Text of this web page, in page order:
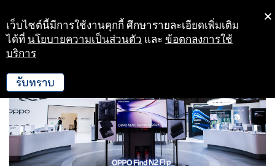
Skip
to
เว็บไซต์นี้มีการใช้งานคุกกี้ ศึกษารายละเอียดเพิ่มเติม
ได้ที่ นโยบายความเป็นส่วนตัว และ ข้อตกลงการใช้
บริการ
รับทราบ